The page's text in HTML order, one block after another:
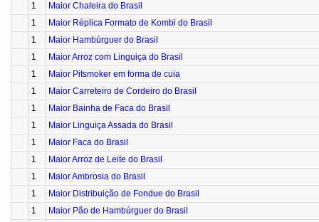
1
Maior Chaleira do Brasil
1
Maior Réplica Formato de Kombi do Brasil
1
Maior Hambúrguer do Brasil
1
Maior Arroz com Linguiça do Brasil
1
Maior Pitsmoker em forma de cuia
1
Maior Carreteiro de Cordeiro do Brasil
1
Maior Bainha de Faca do Brasil
1
Maior Linguiça Assada do Brasil
1
Maior Faca do Brasil
1
Maior Arroz de Leite do Brasil
1
Maior Ambrosia do Brasil
1
Maior Distribuição de Fondue do Brasil
1
Maior Pão de Hambúrguer do Brasil